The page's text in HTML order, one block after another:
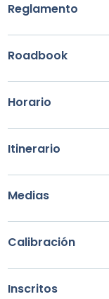
Reglamento
Roadbook
Horario
Itinerario
Medias
Calibración
Inscritos